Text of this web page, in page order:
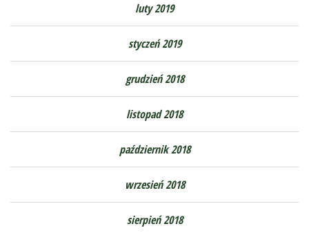
luty 2019
styczeń 2019
grudzień 2018
listopad 2018
październik 2018
wrzesień 2018
sierpień 2018